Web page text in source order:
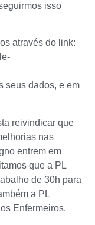
isso
através do link:
seus dados, e em
reivindicar que
nas
entrem em
que a PL
de 30h para
a PL
Enfermeiros.